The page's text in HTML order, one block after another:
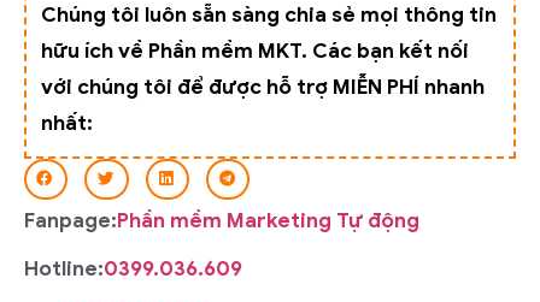
Chúng tôi luôn sẵn sàng chia sẻ mọi thông tin
hữu ích về Phần mềm MKT. Các bạn kết nối
với chúng tôi để được hỗ trợ MIỄN PHÍ nhanh
nhất:
Fanpage:Phần mềm Marketing Tự động
Hotline:0399.036.609